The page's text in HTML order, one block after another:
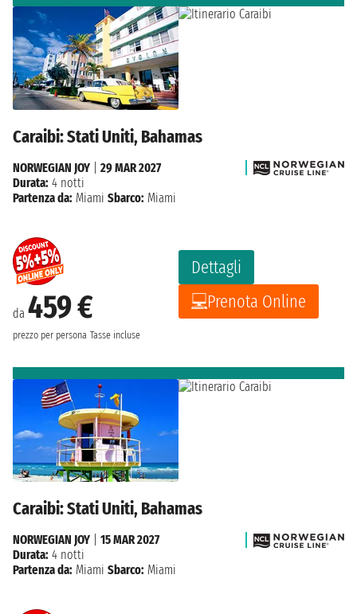
Caraibi: Stati Uniti, Bahamas
da 459 €
prezzo per persona Tasse incluse
Dettagli
Prenota Online
NORWEGIAN JOY
29 MAR 2027
Durata: 4 notti
Partenza da: Miami Sbarco: Miami
Caraibi: Stati Uniti, Bahamas
NORWEGIAN JOY
15 MAR 2027
Durata: 4 notti
Partenza da: Miami Sbarco: Miami